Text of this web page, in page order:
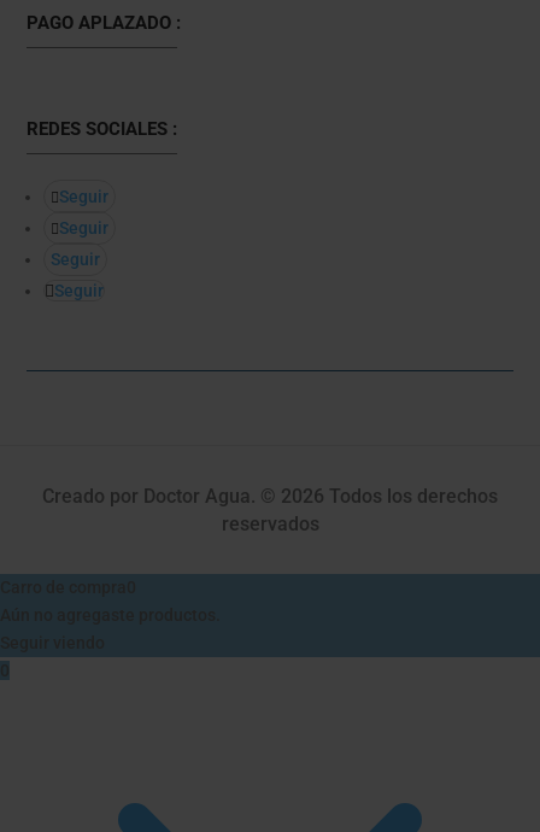
PAGO APLAZADO :
REDES SOCIALES :
Seguir
Seguir
Seguir
Seguir
Creado por Doctor Agua. © 2026 Todos los derechos
reservados